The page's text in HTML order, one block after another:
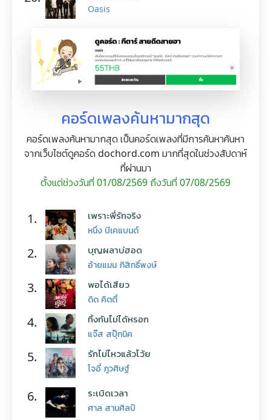
Oasis
คอร์ดเพลงค้นหามากสุด
คอร์ดเพลงค้นหามากสุด เป็นคอร์ดเพลงที่มีการค้นหาค้นหา
จากเว็บไซต์ดูคอร์ด dochord.com มากที่สุดในช่วงสัปดาห์
ที่ผ่านมา
ตั้งแต่ช่วงวันที่ 01/08/2569 ถึงวันที่ 07/08/2569
1. เพราะพี่รักจริง
หนึ่ง บีเคแบนด์
2. บุญผลาบ่ฮอด
อ้ายแมน ภิสิทธิ์พงษ์
3. พอได้เสียว
ดิด คิตตี้
4. ทิ้งกันไม่ได้หรอก
แจ๊ส สปุ๊กนิค
5. รักไม่ไหวแล้วโว้ย
โจอี้ ภูวศิษฐ์
6. ระเบิดเวลา
ศาล สานศิลป์